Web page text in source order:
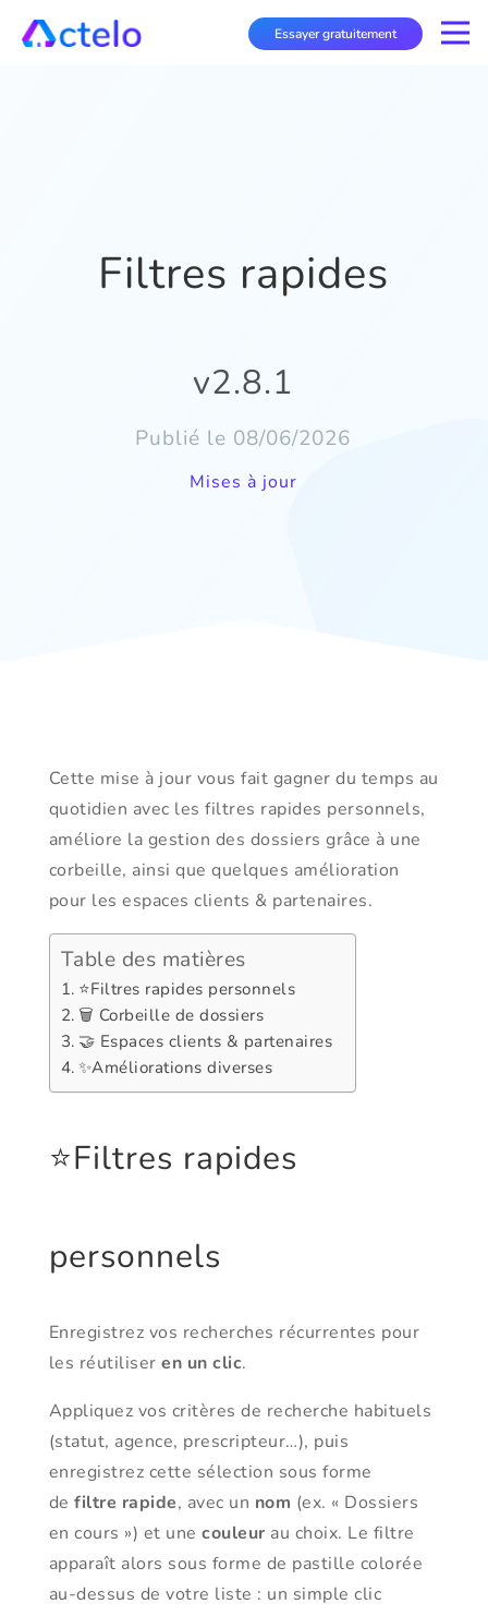
Essayer gratuitement
Filtres rapides
v2.8.1
Publié le 08/06/2026
Mises à jour
Cette mise à jour vous fait gagner du temps au
quotidien avec les filtres rapides personnels,
améliore la gestion des dossiers grâce à une
corbeille, ainsi que quelques amélioration
pour les espaces clients & partenaires.
Table des matières
⭐Filtres rapides personnels
🗑️ Corbeille de dossiers
🤝 Espaces clients & partenaires
✨Améliorations diverses
⭐Filtres rapides
personnels
Enregistrez vos recherches récurrentes pour
les réutiliseren un clic.
Appliquez vos critères de recherche habituels
(statut, agence, prescripteur…), puis
enregistrez cette sélection sous forme
defiltre rapide, avec un nom (ex. « Dossiers
en cours ») et unecouleur au choix. Le filtre
apparaît alors sous forme de pastille colorée
au-dessus de votre liste : un simple clic